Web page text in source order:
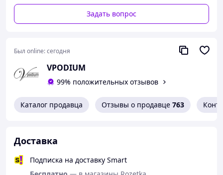
Вам достатньо скинути фото та
розмір
Задать вопрос
Был online:сегодня
VPODIUM
99% положительных отзывов
Каталог продавца Отзывы о продавце 763
Доставка
Подписка на доставку Smart